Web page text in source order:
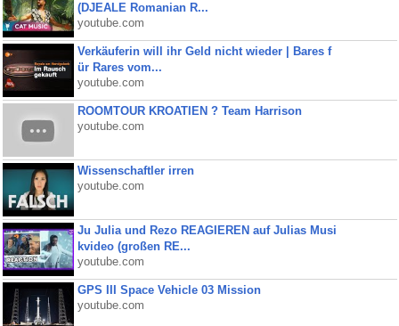
(DJEALE Romanian R...
youtube.com
Verkäuferin will ihr Geld nicht wieder | Bares f
ür Rares vom...
youtube.com
ROOMTOUR KROATIEN ? Team Harrison
youtube.com
Wissenschaftler irren
youtube.com
Ju Julia und Rezo REAGIEREN auf Julias Musi
kvideo (großen RE...
youtube.com
GPS III Space Vehicle 03 Mission
youtube.com